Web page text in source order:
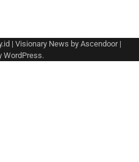
| Visionary News by Ascendoor|
WordPress.